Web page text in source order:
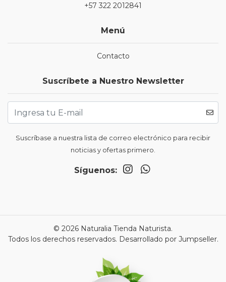
+57 322 2012841
Menú
Contacto
Suscríbete a Nuestro Newsletter
Suscríbase a nuestra lista de correo electrónico para recibir
noticias y ofertas primero.
Síguenos:
© 2026 Naturalia Tienda Naturista.
Todos los derechos reservados. Desarrollado por Jumpseller.